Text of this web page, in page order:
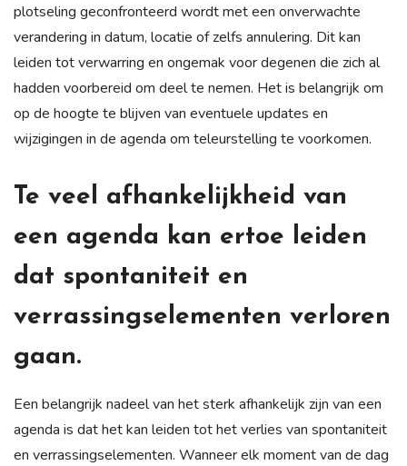
plotseling geconfronteerd wordt met een onverwachte
verandering in datum, locatie of zelfs annulering. Dit kan
leiden tot verwarring en ongemak voor degenen die zich al
hadden voorbereid om deel te nemen. Het is belangrijk om
op de hoogte te blijven van eventuele updates en
wijzigingen in de agenda om teleurstelling te voorkomen.
Te veel afhankelijkheid van
een agenda kan ertoe leiden
dat spontaniteit en
verrassingselementen verloren
gaan.
Een belangrijk nadeel van het sterk afhankelijk zijn van een
agenda is dat het kan leiden tot het verlies van spontaniteit
en verrassingselementen. Wanneer elk moment van de dag